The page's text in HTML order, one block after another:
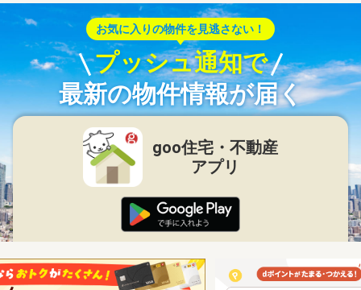
お気に入りの物件を見逃さない！
プッシュ通知で
最新の物件情報が届く
goo住宅・不動産
アプリ